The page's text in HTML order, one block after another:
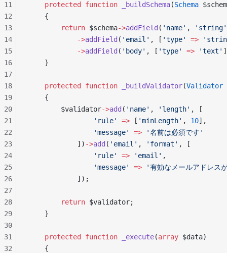
    protected
function _buildSchema(Schema
    {
        return
$schema->addField ( 'name' ,
'string'
            ->
addField ( 'email' , [ 'type' =>
            ->
addField ( 'body' , [ 'type' => 'text'
    }
    protected
function _buildValidator(Validator
    {
        $validator
->add ( 'name' , 'length' , [
                'rule'
=> [ 'minLength' , 10],
                'message'
=> '名前は必須です'
            ])
->add ( 'email' , 'format' , [
                'rule'
=> 'email' ,
                'message'
=> '有効なメールアドレス
            ]);
        return
$validator;
    }
    protected
function _execute(array $data)
    {
11
12
13
14
15
16
17
18
19
20
21
22
23
24
25
26
27
28
29
30
31
32